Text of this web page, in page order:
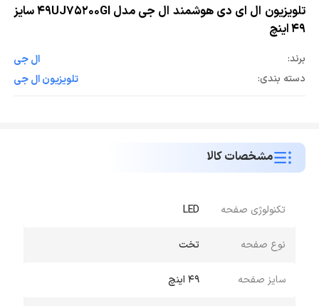
تلویزیون ال ای دی هوشمند ال جی مدل 49UJ75200GI سایز
49 اینچ
برند:
ال جی
دسته بندی:
تلویزیون ال جی
مشخصات کالا
تکنولوژی صفحه LED
نوع صفحه تخت
سایز صفحه 49 اینچ